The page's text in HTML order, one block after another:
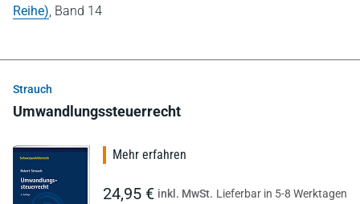
Reihe), Band 14
Strauch
Umwandlungssteuerrecht
Mehr erfahren
24,95 € inkl. MwSt. Lieferbar in 5-8 Werktagen